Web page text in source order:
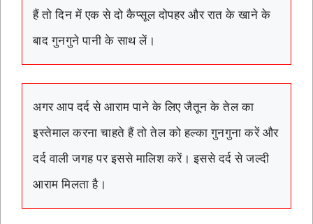
हैं तो दिन में एक से दो कैप्सूल दोपहर और रात के खाने के
बाद गुनगुने पानी के साथ लें।
अगर आप दर्द से आराम पाने के लिए जैतून के तेल का
इस्तेमाल करना चाहते हैं तो तेल को हल्का गुनगुना करें और
दर्द वाली जगह पर इससे मालिश करें। इससे दर्द से जल्दी
आराम मिलता है।